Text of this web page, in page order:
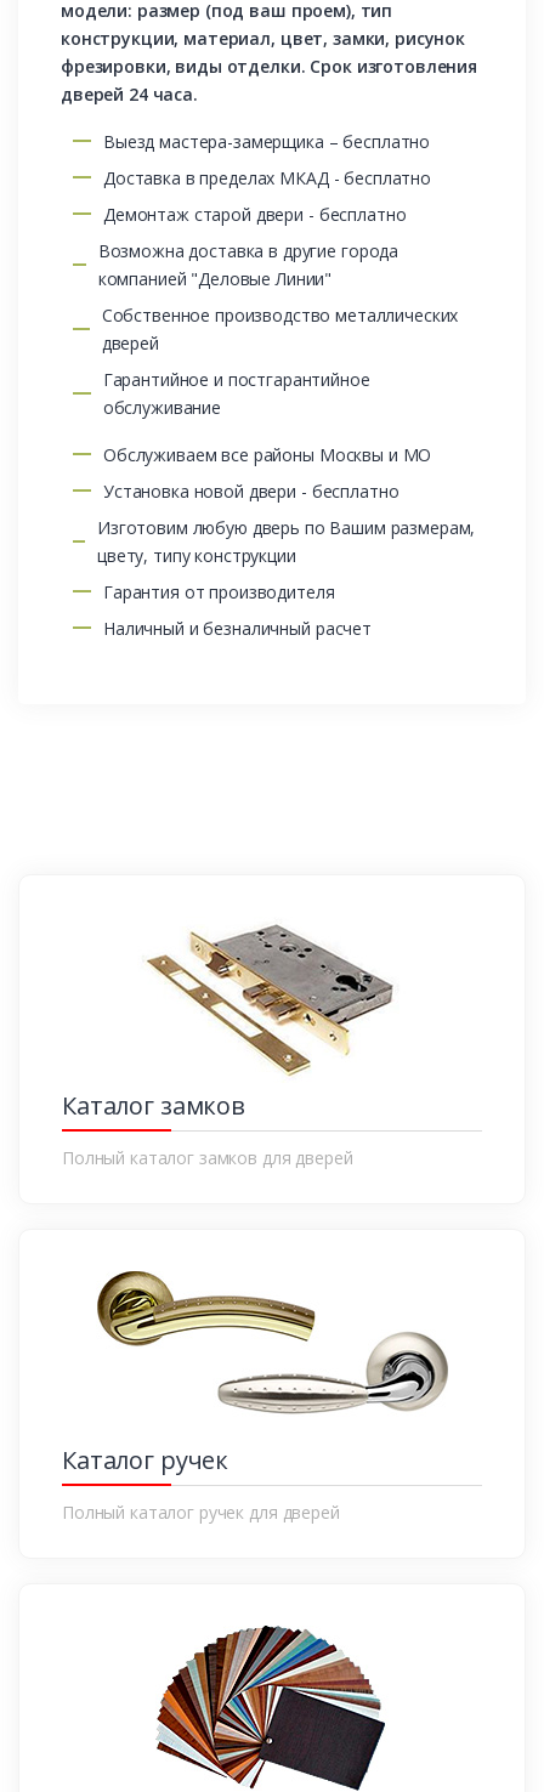
модели: размер (под ваш проем), тип
конструкции, материал, цвет, замки, рисунок
фрезировки, виды отделки. Срок изготовления
дверей 24 часа.
Выезд мастера-замерщика – бесплатно
Доставка в пределах МКАД - бесплатно
Демонтаж старой двери - бесплатно
Возможна доставка в другие города
компанией "Деловые Линии"
Собственное производство металлических
дверей
Гарантийное и постгарантийное
обслуживание
Обслуживаем все районы Москвы и МО
Установка новой двери - бесплатно
Изготовим любую дверь по Вашим размерам,
цвету, типу конструкции
Гарантия от производителя
Наличный и безналичный расчет
Каталог замков
Полный каталог замков для дверей
Каталог ручек
Полный каталог ручек для дверей